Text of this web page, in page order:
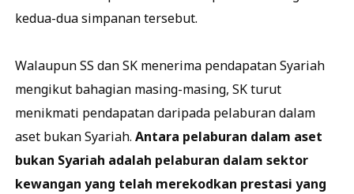
kedua-dua simpanan tersebut.
Walaupun SS dan SK menerima pendapatan Syariah
mengikut bahagian masing-masing, SK turut
menikmati pendapatan daripada pelaburan dalam
aset bukan Syariah. Antara pelaburan dalam aset
bukan Syariah adalah pelaburan dalam sektor
kewangan yang telah merekodkan prestasi yang